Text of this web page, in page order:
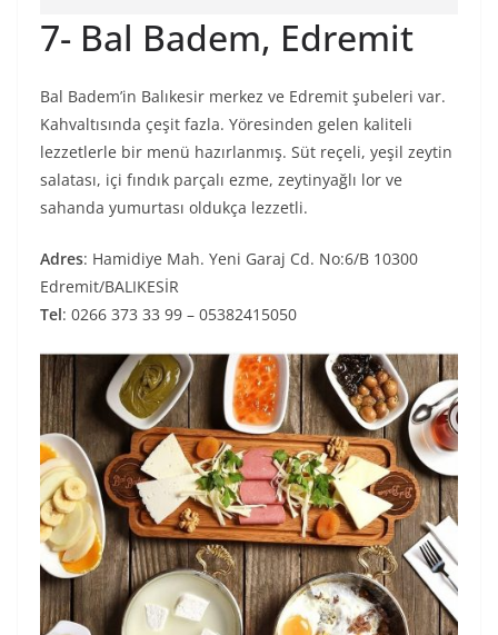
7- Bal Badem, Edremit
Bal Badem’in Balıkesir merkez ve Edremit şubeleri var.
Kahvaltısında çeşit fazla. Yöresinden gelen kaliteli
lezzetlerle bir menü hazırlanmış. Süt reçeli, yeşil zeytin
salatası, içi fındık parçalı ezme, zeytinyağlı lor ve
sahanda yumurtası oldukça lezzetli.
Adres: Hamidiye Mah. Yeni Garaj Cd. No:6/B 10300
Edremit/BALIKESİR
Tel: 0266 373 33 99 – 05382415050